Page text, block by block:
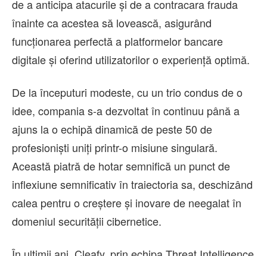
de a anticipa atacurile și de a contracara frauda
înainte ca acestea să lovească, asigurând
funcționarea perfectă a platformelor bancare
digitale și oferind utilizatorilor o experiență optimă.
De la începuturi modeste, cu un trio condus de o
idee, compania s-a dezvoltat în continuu până a
ajuns la o echipă dinamică de peste 50 de
profesioniști uniți printr-o misiune singulară.
Această piatră de hotar semnifică un punct de
inflexiune semnificativ în traiectoria sa, deschizând
calea pentru o creștere și inovare de neegalat în
domeniul securității cibernetice.